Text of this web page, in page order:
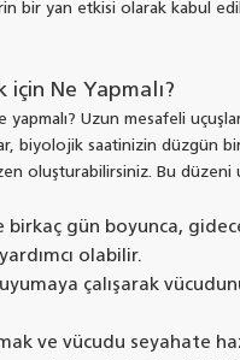
bir yan etkisi olarak kabul
için Ne Yapmalı?
yapmalı? Uzun mesafeli
biyolojik saatinizin düzgün
oluşturabilirsiniz. Bu düzeni
birkaç gün boyunca,
olabilir.
uyumaya çalışarak
ve vücudu seyahate